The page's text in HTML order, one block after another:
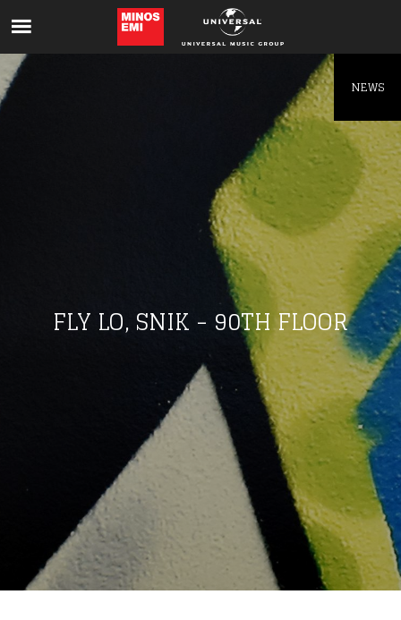
FLY LO, SNIK - 90TH FLOOR
NEWS
Like being first?
Get news from your favorite artists before
everyone else.